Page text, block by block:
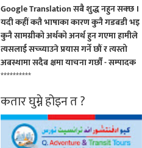
Google Translation सबै शुद्ध नहुन सक्छ ।
यदी कहीं कतै भाषाका कारण कुनै गडबडी भइ
कुनै सामग्रीको अर्थको अनर्थ हुन गएमा हामीले
त्यसलाई सच्च्याउने प्रयास गर्ने छौं र त्यस्तो
अबस्थामा सदैब क्षमा याचना गर्छौं - सम्पादक
**********
कतार घुम्ने होइन त ?